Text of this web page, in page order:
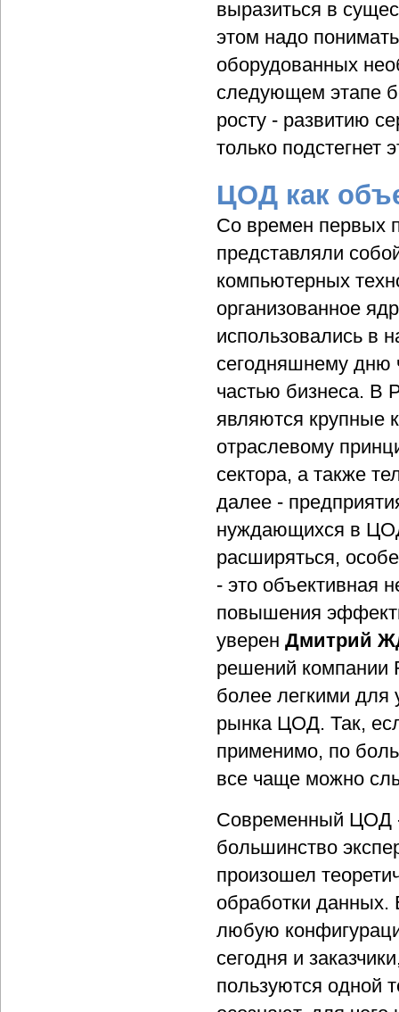
выразиться в
этом надо
оборудованных
следующем этапе
росту - развитию
только подстегнет
ЦОД как
Со времен первых
представляли
компьютерных
организованное
использовались в
сегодняшнему дню
частью бизнеса. В
являются крупные
отраслевому
сектора, а также
далее -
нуждающихся в
расширяться,
- это объективная
повышения
уверен Дмитрий
решений компании
более легкими для
рынка ЦОД. Так,
применимо, по
все чаще можно
Современный ЦОД -
большинство
произошел
обработки данных.
любую
сегодня и
пользуются одной